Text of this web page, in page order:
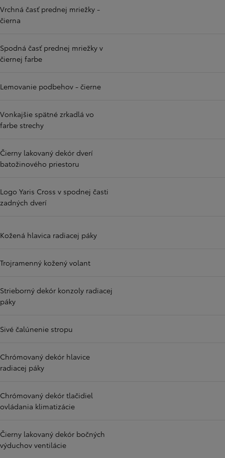
Vrchná časť prednej mriežky -
čierna
Spodná časť prednej mriežky v
čiernej farbe
Lemovanie podbehov - čierne
Vonkajšie spätné zrkadlá vo
farbe strechy
Čierny lakovaný dekór dverí
batožinového priestoru
Logo Yaris Cross v spodnej časti
zadných dverí
Kožená hlavica radiacej páky
Trojramenný kožený volant
Strieborný dekór konzoly radiacej
páky
Sivé čalúnenie stropu
Chrómovaný dekór hlavice
radiacej páky
Chrómovaný dekór tlačidiel
ovládania klimatizácie
Čierny lakovaný dekór bočných
výduchov ventilácie